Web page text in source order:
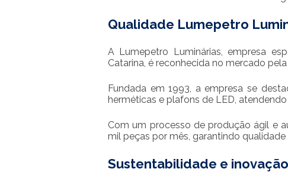
Qualidade Lumepetro
A Lumepetro Luminárias, empresa
Catarina, é reconhecida no mercado
Fundada em 1993, a empresa se
herméticas e plafons de LED,
Com um processo de produção ágil e
mil peças por mês, garantindo
Sustentabilidade e inovação